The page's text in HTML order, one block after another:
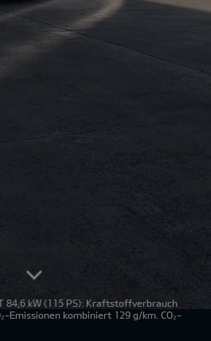
84,6 kW (115 PS): Kraftstoffverbrauch
Emissionen kombiniert 129 g/km. CO₂-